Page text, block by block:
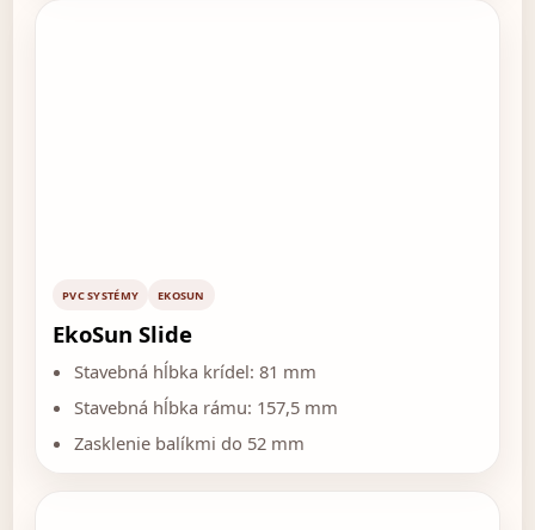
PVC SYSTÉMY EKOSUN
EkoSun Slide
Stavebná hĺbka krídel: 81 mm
Stavebná hĺbka rámu: 157,5 mm
Zasklenie balíkmi do 52 mm